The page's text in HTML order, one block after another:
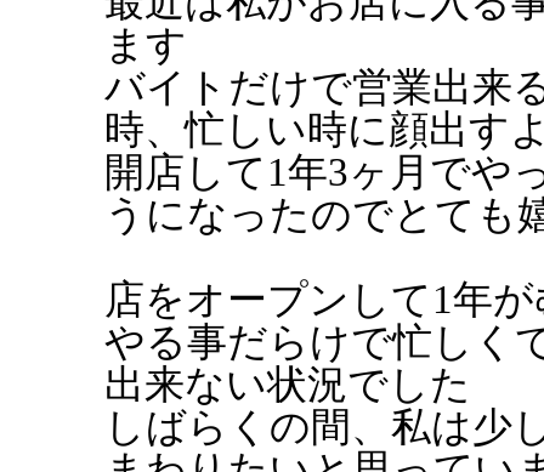
ます
バイトだけで営業出来
時、忙しい時に顔出す
開店して1年3ヶ月でや
うになったのでとても
店をオープンして1年
やる事だらけで忙しく
出来ない状況でした
しばらくの間、私は少